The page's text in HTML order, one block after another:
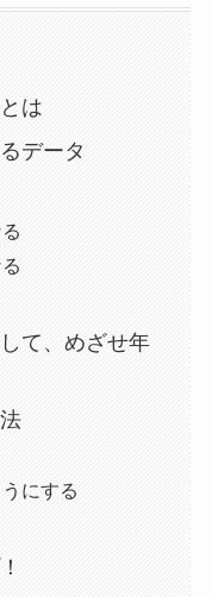
は
データ
て、めざせ年
にする